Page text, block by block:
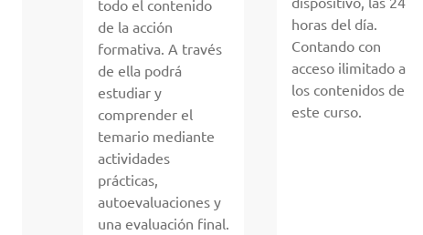
todo el contenido
de la acción
formativa. A través
de ella podrá
estudiar y
comprender el
temario mediante
actividades
prácticas,
autoevaluaciones y
una evaluación final.
horas del día.
Contando con
acceso ilimitado a
los contenidos de
este curso.